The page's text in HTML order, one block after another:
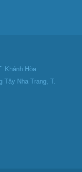
Khánh Hòa.
Tây Nha Trang, T.